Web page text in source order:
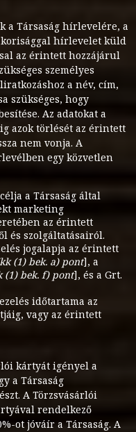
Társaság hírlevelére, a
hírlevelet küld
az érintett hozzájárul
személyes
a név, cím,
szükséges, hogy
Az adatokat a
azok törlését az érintett
nem vonja. A
egy közvetlen
a Társaság által
marketing
az érintett
és szolgáltatásairól.
jogalapja az érintett
(1) bek. a) pont], a
(1) bek. f) pont], és a Grt.
időtartama az
vagy az érintett
kártyát igényel a
a Társaság
A Törzsvásárlói
rendelkező
ot jóváír a Társaság. A